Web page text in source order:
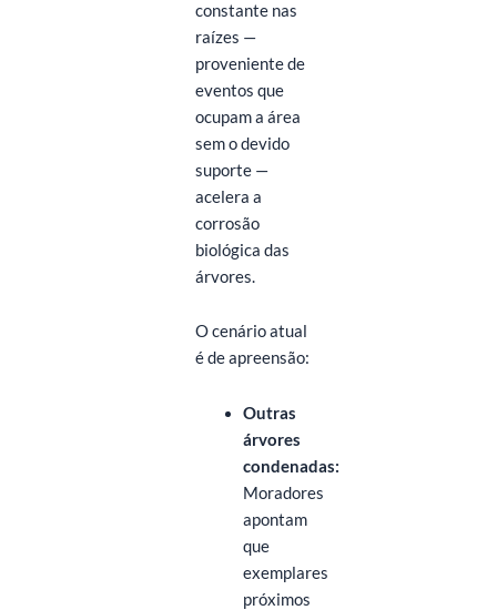
constante nas
raízes —
proveniente de
eventos que
ocupam a área
sem o devido
suporte —
acelera a
corrosão
biológica das
árvores.
O cenário atual
é de apreensão:
Outras
árvores
condenadas:
Moradores
apontam
que
exemplares
próximos